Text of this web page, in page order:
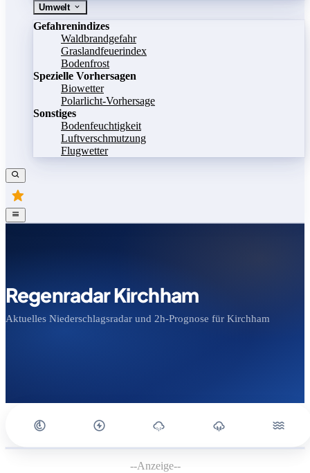
Umwelt
Gefahrenindizes
Waldbrandgefahr
Graslandfeuerindex
Bodenfrost
Spezielle Vorhersagen
Biowetter
Polarlicht-Vorhersage
Sonstiges
Bodenfeuchtigkeit
Luftverschmutzung
Flugwetter
Regenradar Kirchham
Aktuelles Niederschlagsradar und 2h-Prognose für Kirchham
--Anzeige--